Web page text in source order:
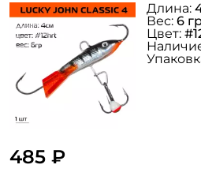
485 ₽
Длина:
Вес: 6
Цвет: